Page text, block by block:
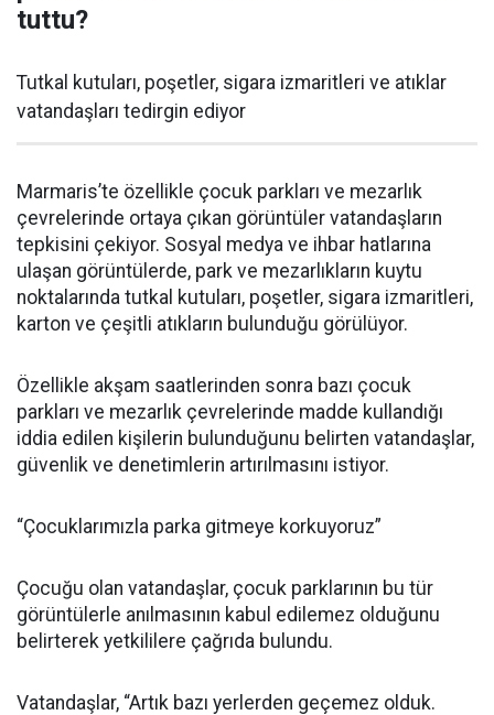
tuttu?
Tutkal kutuları, poşetler, sigara izmaritleri ve atıklar
vatandaşları tedirgin ediyor
Marmaris’te özellikle çocuk parkları ve mezarlık
çevrelerinde ortaya çıkan görüntüler vatandaşların
tepkisini çekiyor. Sosyal medya ve ihbar hatlarına
ulaşan görüntülerde, park ve mezarlıkların kuytu
noktalarında tutkal kutuları, poşetler, sigara izmaritleri,
karton ve çeşitli atıkların bulunduğu görülüyor.
Özellikle akşam saatlerinden sonra bazı çocuk
parkları ve mezarlık çevrelerinde madde kullandığı
iddia edilen kişilerin bulunduğunu belirten vatandaşlar,
güvenlik ve denetimlerin artırılmasını istiyor.
“Çocuklarımızla parka gitmeye korkuyoruz”
Çocuğu olan vatandaşlar, çocuk parklarının bu tür
görüntülerle anılmasının kabul edilemez olduğunu
belirterek yetkililere çağrıda bulundu.
Vatandaşlar, “Artık bazı yerlerden geçemez olduk.